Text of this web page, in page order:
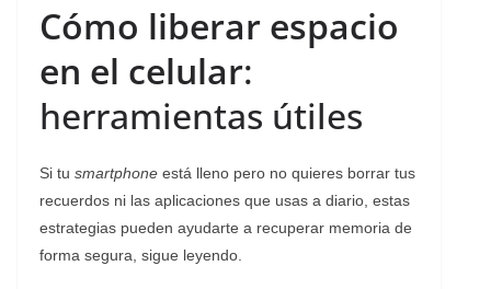
Cómo liberar espacio
en el celular:
herramientas útiles
Si tu smartphone está lleno pero no quieres borrar tus
recuerdos ni las aplicaciones que usas a diario, estas
estrategias pueden ayudarte a recuperar memoria de
forma segura, sigue leyendo.